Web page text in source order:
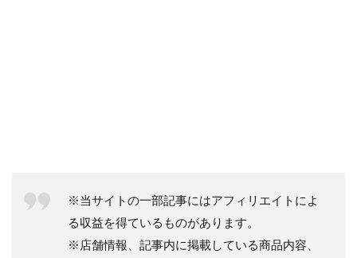
※当サイトの一部記事にはアフィリエイトによ
る収益を得ているものがあります。
※店舗情報、記事内に掲載している商品内容、